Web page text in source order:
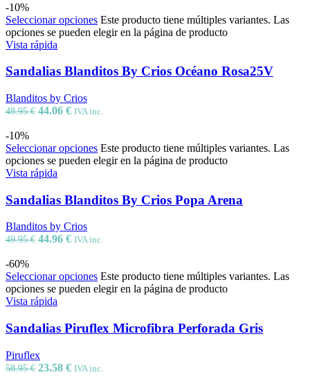
-10%
Seleccionar opciones Este producto tiene múltiples variantes. Las
opciones se pueden elegir en la página de producto
Vista rápida
Sandalias Blanditos By Crios Océano Rosa25V
Blanditos by Crios
48.95€ 44.06 € IVA inc.
-10%
Seleccionar opciones Este producto tiene múltiples variantes. Las
opciones se pueden elegir en la página de producto
Vista rápida
Sandalias Blanditos By Crios Popa Arena
Blanditos by Crios
49.95€ 44.96 € IVA inc.
-60%
Seleccionar opciones Este producto tiene múltiples variantes. Las
opciones se pueden elegir en la página de producto
Vista rápida
Sandalias Piruflex Microfibra Perforada Gris
Piruflex
58.95€ 23.58 € IVA inc.